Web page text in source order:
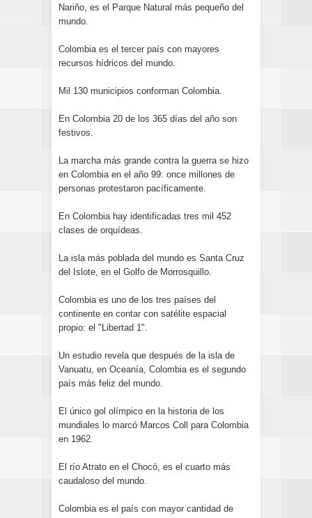
Nariño, es el Parque Natural más pequeño del
mundo.
Colombia es el tercer país con mayores
recursos hídricos del mundo.
Mil 130 municipios conforman Colombia.
En Colombia 20 de los 365 días del año son
festivos.
La marcha más grande contra la guerra se hizo
en Colombia en el año 99: once millones de
personas protestaron pacíficamente.
En Colombia hay identificadas tres mil 452
clases de orquídeas.
La isla más poblada del mundo es Santa Cruz
del Islote, en el Golfo de Morrosquillo.
Colombia es uno de los tres países del
continente en contar con satélite espacial
propio: el "Libertad 1".
Un estudio revela que después de la isla de
Vanuatu, en Oceanía, Colombia es el segundo
país más feliz del mundo.
El único gol olímpico en la historia de los
mundiales lo marcó Marcos Coll para Colombia
en 1962.
El río Atrato en el Chocó, es el cuarto más
caudaloso del mundo.
Colombia es el país con mayor cantidad de